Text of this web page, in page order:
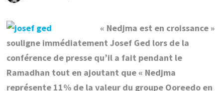
« Nedjma est en croissance »
souligne immédiatement Josef Ged lors de la
conférence de presse qu’il a fait pendant le
Ramadhan tout en ajoutant que « Nedjma
représente 11% de la valeur du groupe Ooreedo en